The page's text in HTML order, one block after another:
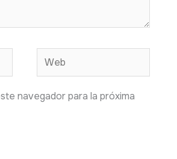
Web
navegador para la próxima